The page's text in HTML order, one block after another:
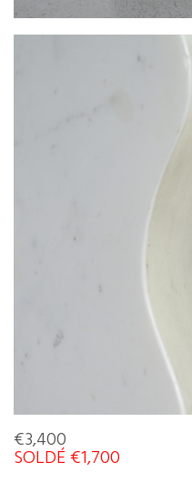
€3,400
SOLDÉ €1,700